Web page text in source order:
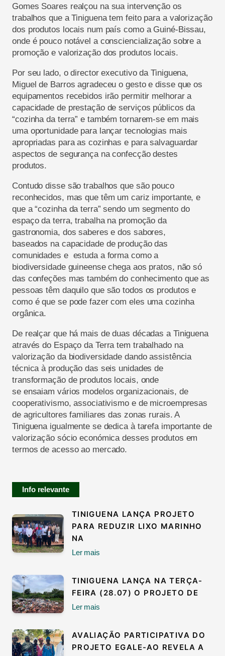
Gomes Soares realçou na sua intervenção os
trabalhos que a Tiniguena tem feito para a valorização
dos produtos locais num país como a Guiné-Bissau,
onde é pouco notável a consciencialização sobre a
promoção e valorização dos produtos locais.
Por seu lado, o director executivo da Tiniguena,
Miguel de Barros agradeceu o gesto e disse que os
equipamentos recebidos irão permitir melhorar a
capacidade de prestação de serviços públicos da
“cozinha da terra” e também tornarem-se em mais
uma oportunidade para lançar tecnologias mais
apropriadas para as cozinhas e para salvaguardar
aspectos de segurança na confecção destes
produtos.
Contudo disse são trabalhos que são pouco
reconhecidos, mas que têm um cariz importante, e
que a “cozinha da terra” sendo um segmento do
espaço da terra, trabalha na promoção da
gastronomia, dos saberes e dos sabores,
baseados na capacidade de produção das
comunidades e estuda a forma como a
biodiversidade guineense chega aos pratos, não só
das confeções mas também do conhecimento que as
pessoas têm daquilo que são todos os produtos e
como é que se pode fazer com eles uma cozinha
orgânica.
De realçar que há mais de duas décadas a Tiniguena
através do Espaço da Terra tem trabalhado na
valorização da biodiversidade dando assistência
técnica à produção das seis unidades de
transformação de produtos locais, onde
se ensaiam vários modelos organizacionais, de
cooperativismo, associativismo e de microempresas
de agricultores familiares das zonas rurais. A
Tiniguena igualmente se dedica à tarefa importante de
valorização sócio económica desses produtos em
termos de acesso ao mercado.
Info relevante
TINIGUENA LANÇA PROJETO
PARA REDUZIR LIXO MARINHO
NA
Ler mais
TINIGUENA LANÇA NA TERÇA-
FEIRA (28.07) O PROJETO DE
Ler mais
AVALIAÇÃO PARTICIPATIVA DO
PROJETO EGALE-AO REVELA A